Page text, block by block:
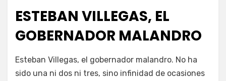
ESTEBAN VILLEGAS, EL
GOBERNADOR MALANDRO
por Fernando Miranda Servín
Esteban Villegas, el gobernador malandro. No ha
sido una ni dos ni tres, sino infinidad de ocasiones